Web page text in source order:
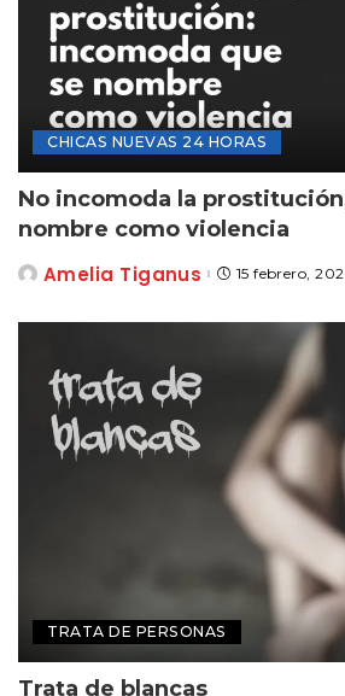
CHICAS NUEVAS 24 HORAS
No incomoda la
nombre como violencia
Posted
Amelia Tiganus 15 febrero,
TRATA DE PERSONAS
Trata de blancas